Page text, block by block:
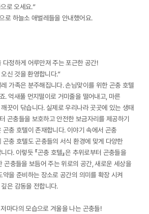
로 오세요.”
로 하늘소 애벌레들을 안내했어요.
정하게 어루만져 주는 포근한 공간!
신 것을 환영합니다.”
가족은 분주해집니다. 손님맞이를 위한 곤충 호텔
. 억새풀 먼지떨이로 거미줄을 떨어내고, 마른
끗이 닦습니다. 실제로 우리나라 곳곳에 있는 생태
곤충들을 보호하고 안전한 보금자리를 제공하기
충 호텔이 존재합니다. 이야기 속에서 곤충
충 호텔도 곤충들의 서식 환경에 맞게 다양한
다. 이렇듯 『곤충 호텔』은 추위로부터 곤충들을
곤충들을 보듬어 주는 위로의 공간, 새로운 세상을
을 준비하는 장소로 공간의 의미를 확장 시켜
은 감동을 전합니다.
마다의 모습으로 겨울을 나는 곤충들!